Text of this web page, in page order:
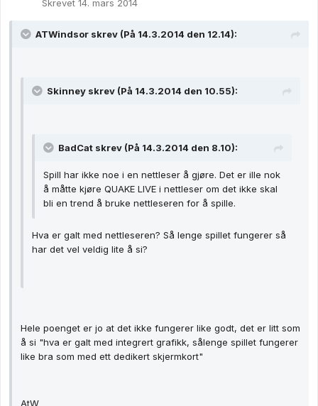
Skrevet 14. mars 2014
ATWindsor skrev (På 14.3.2014 den 12.14):
Skinney skrev (På 14.3.2014 den 10.55):
BadCat skrev (På 14.3.2014 den 8.10):
Spill har ikke noe i en nettleser å gjøre. Det er ille nok
å måtte kjøre QUAKE LIVE i nettleser om det ikke skal
bli en trend å bruke nettleseren for å spille.
Hva er galt med nettleseren? Så lenge spillet fungerer så
har det vel veldig lite å si?
Hele poenget er jo at det ikke fungerer like godt, det er litt som
å si "hva er galt med integrert grafikk, sålenge spillet fungerer
like bra som med ett dedikert skjermkort"
AtW